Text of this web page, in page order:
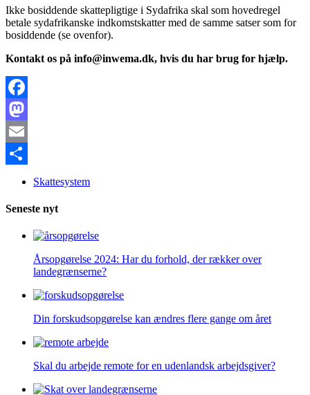
Ikke bosiddende skattepligtige i Sydafrika skal som hovedregel
betale sydafrikanske indkomstskatter med de samme satser som for
bosiddende (se ovenfor).
Kontakt os på info@inwema.dk, hvis du har brug for hjælp.
Facebook
Mastodon
Email
Skattesystem
Seneste nyt
Årsopgørelse 2024: Har du forhold, der rækker over
landegrænserne?
Din forskudsopgørelse kan ændres flere gange om året
Skal du arbejde remote for en udenlandsk arbejdsgiver?